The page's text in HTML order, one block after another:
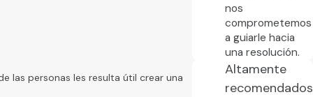
nos
comprometemos
a guiarle hacia
una resolución.
Altamente
recomendados
las personas les resulta útil crear una